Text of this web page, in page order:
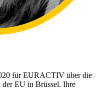
für EURACTIV über die
EU in Brüssel. Ihre